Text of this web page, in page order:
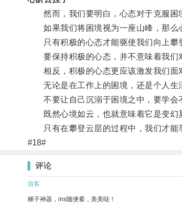
然而，我们要明白，心态对于克服困
如果我们将困境视为一座山峰，那么
只有积极的心态才能驱使我们向上攀
要保持积极的心态，并不意味着我们
相反，积极的心态更应该激发我们面
无论是在工作上的困境，还是个人生
不要让自己沉溺于困境之中，要学会
既然心境如云，也就意味着它是变幻
只有在攀登云层的过程中，我们才能
#18#
评论
游客
梯子神器，ins随便看，美美哒！